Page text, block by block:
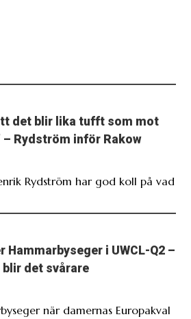
det blir lika tufft som mot
– Rydström inför Rakow
Rydström har god koll på vad
Hammarbyseger i UWCL-Q2 –
blir det svårare
när damernas Europakval